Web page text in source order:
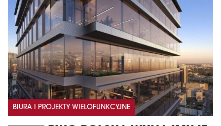
BIURA I PROJEKTY WIELOFUNKCYJNE